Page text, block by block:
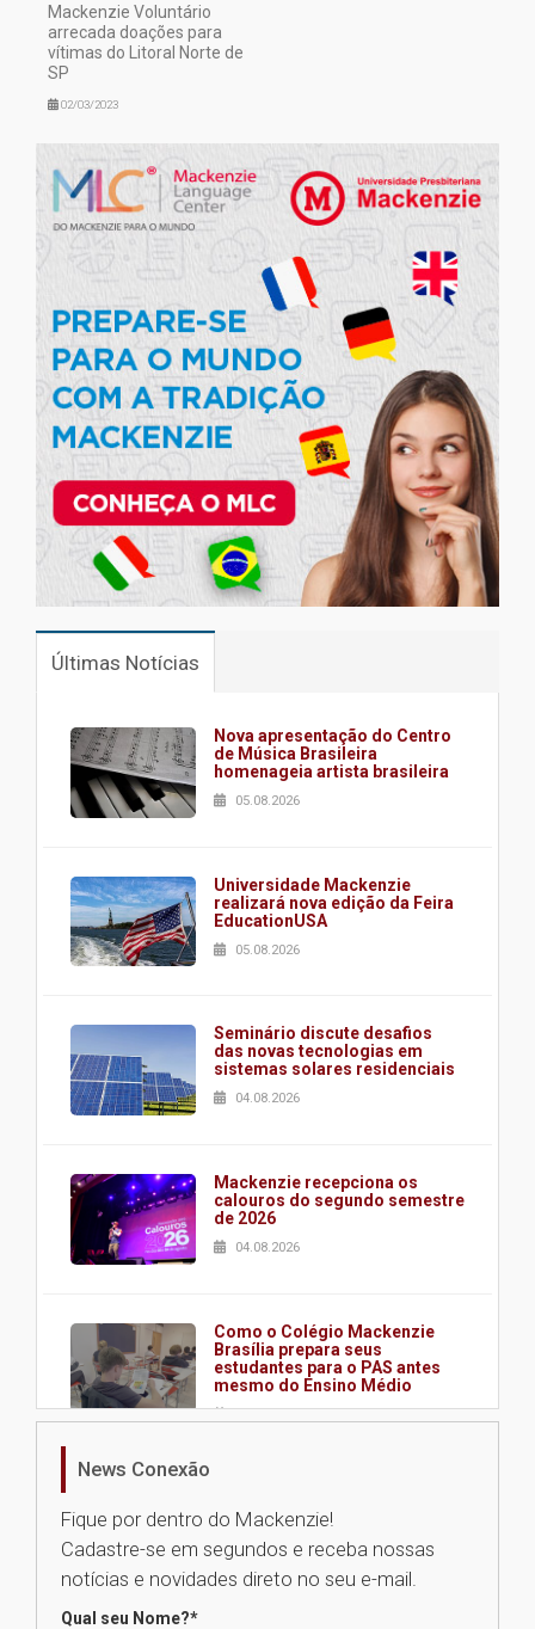
Mackenzie Voluntário
arrecada doações para
vítimas do Litoral Norte de
SP
02/03/2023
Últimas Notícias
Nova apresentação do Centro
de Música Brasileira
homenageia artista brasileira
05.08.2026
Universidade Mackenzie
realizará nova edição da Feira
EducationUSA
05.08.2026
Seminário discute desafios
das novas tecnologias em
sistemas solares residenciais
04.08.2026
Mackenzie recepciona os
calouros do segundo semestre
de 2026
04.08.2026
Como o Colégio Mackenzie
Brasília prepara seus
estudantes para o PAS antes
mesmo do Ensino Médio
04.08.2026
na educação dos filhos além da
escola
04.08.2026
News Conexão
Fique por dentro do Mackenzie!
Cadastre-se em segundos e receba nossas
notícias e novidades direto no seu e-mail.
Qual seu Nome?*